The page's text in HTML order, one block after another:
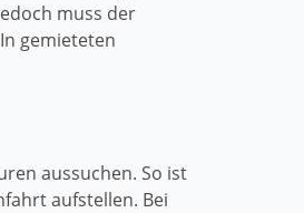
muss der
gemieteten
aussuchen. So ist
aufstellen. Bei